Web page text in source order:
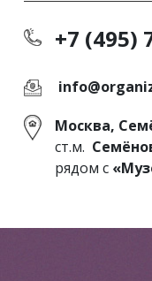
+7 (495)
Москва,
ст.м.
рядом с